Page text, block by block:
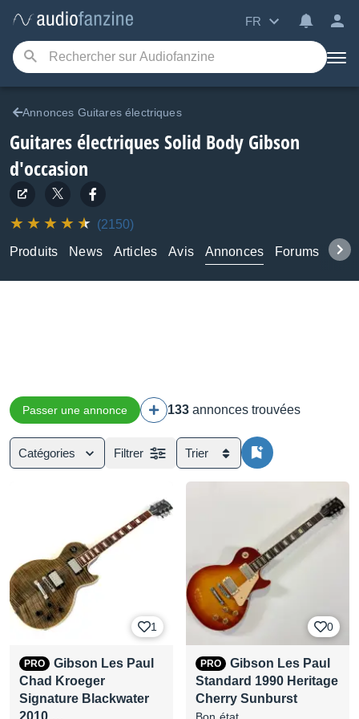
FR
Annonces Guitares électriques
Guitares électriques Solid Body Gibson
d'occasion
(2150)
Produits
News Articles Avis Annonces Forums
Passer une annonce 133 annonces trouvées
Catégories Filtrer Trier
1
PRO
Gibson Les Paul
Chad Kroeger
Signature Blackwater
2010 …
0
PRO
Gibson Les Paul
Standard 1990 Heritage
Cherry Sunburst